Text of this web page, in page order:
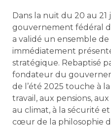
Dans la nuit du 20 au 21
gouvernement fédéral
a validé un ensemble de
immédiatement
stratégique. Rebaptisé
fondateur du
de l’été 2025 touche à
travail, aux pensions, aux
au climat, à la sécurité
cœur de la philosophie